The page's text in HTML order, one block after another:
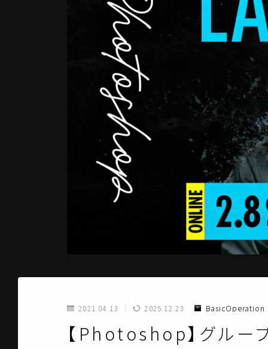
2021.04.13 2025.12.23 BasicOperation
【Photoshop】グルー